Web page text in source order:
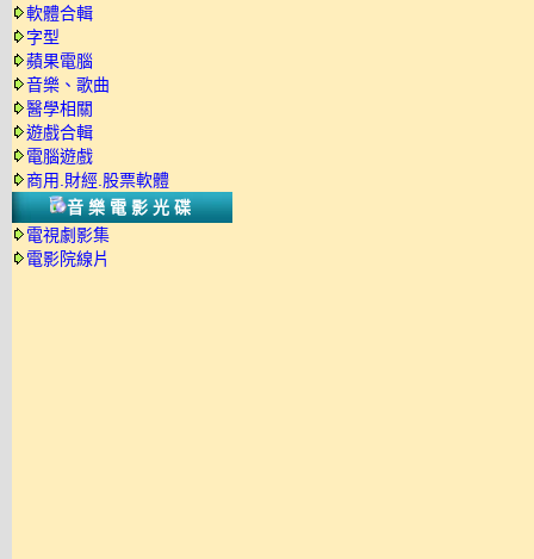
軟體合輯
字型
蘋果電腦
音樂、歌曲
醫學相關
遊戲合輯
電腦遊戲
商用.財經.股票軟體
音樂電影光碟
電視劇影集
電影院線片